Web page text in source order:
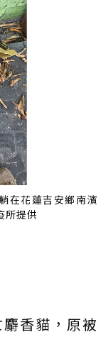
在花蓮吉安鄉南濱
所提供
香貓，原被